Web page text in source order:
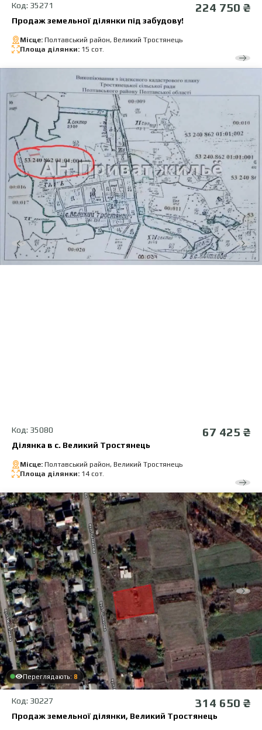
Код: 35271 224 750 ₴
Продаж земельної ділянки під забудову!
Місце: Полтавський район, Великий Тростянець
Площа ділянки: 15 сот.
Код: 35080 67 425 ₴
Ділянка в с. Великий Тростянець
Місце: Полтавський район, Великий Тростянець
Площа ділянки: 14 сот.
Переглядають: 8
Код: 30227 314 650 ₴
Продаж земельної ділянки, Великий Тростянець